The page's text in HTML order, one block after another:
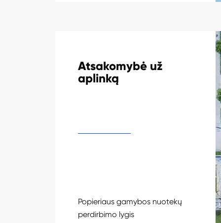
Atsakomybė už
aplinką
Popieriaus gamybos nuotekų
perdirbimo lygis